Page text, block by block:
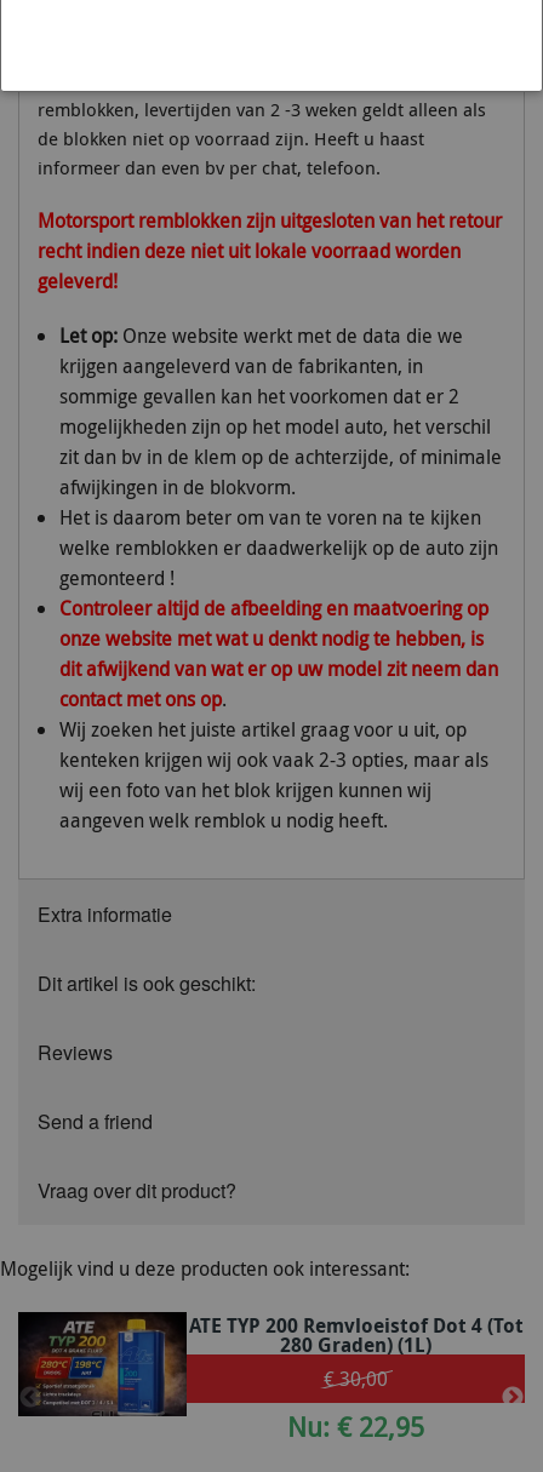
remblokken, levertijden van 2 -3 weken geldt alleen als
de blokken niet op voorraad zijn. Heeft u haast
informeer dan even bv per chat, telefoon.
Motorsport remblokken zijn uitgesloten van het retour
recht indien deze niet uit lokale voorraad worden
geleverd!
Let op:Onze website werkt met de data die we
krijgen aangeleverd van de fabrikanten, in
sommige gevallen kan het voorkomen dat er 2
mogelijkheden zijn op het model auto, het verschil
zit dan bv in de klem op de achterzijde, of minimale
afwijkingen in de blokvorm.
Het is daarom beter om van te voren na te kijken
welke remblokken er daadwerkelijk op de auto zijn
gemonteerd !
Controleer altijd de afbeelding en maatvoering op
onze website met wat u denkt nodig te hebben, is
dit afwijkend van wat er op uw model zit neem dan
contact met ons op.
Wij zoeken het juiste artikel graag voor u uit, op
kenteken krijgen wij ook vaak 2-3 opties, maar als
wij een foto van het blok krijgen kunnen wij
aangeven welk remblok u nodig heeft.
Extra informatie
Dit artikel is ook geschikt:
Reviews
Send a friend
Vraag over dit product?
Mogelijk vind u deze producten ook interessant:
ATE TYP 200 Remvloeistof Dot 4 (tot
280 Graden) (1L)
€ 30,00
Nu: € 22,95